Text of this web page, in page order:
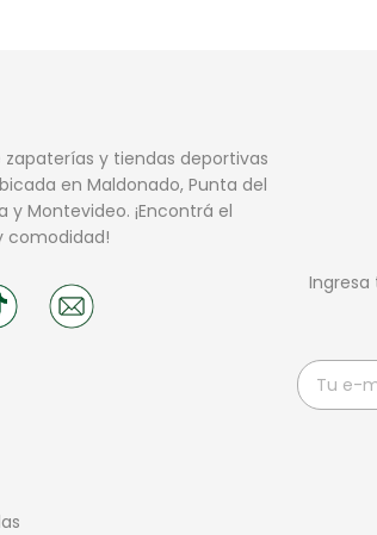
y tiendas deportivas
en Maldonado, Punta del
y Montevideo. ¡Encontrá el
comodidad!